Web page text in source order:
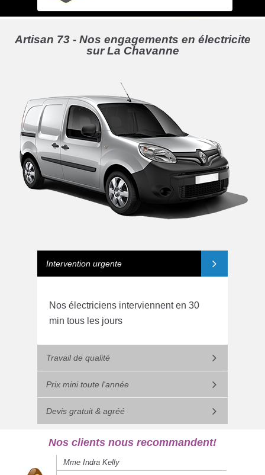
Artisan 73 - Nos engagements en électricite
sur La Chavanne
Intervention urgente
Nos électriciens interviennent en 30
min tous les jours
Travail de qualité
Prix mini toute l'année
Devis gratuit & agréé
Nos clients nous recommandent!
Mme Indra Kelly